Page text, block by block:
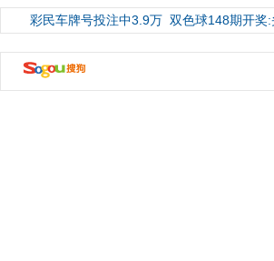
彩民车牌号投注中3.9万 双色球148期开奖